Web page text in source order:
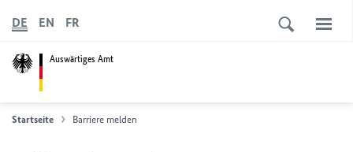
Auswärtiges Amt
DE EN FR
Startseite Barriere melden